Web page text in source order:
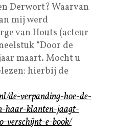
Derwort? Waarvan
mij werd
van Houts (acteur
“Door de
maart. Mocht u
hierbij de
de-verpanding-hoe-de-
haar-klanten-jaagt-
verschijnt-e-book/